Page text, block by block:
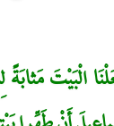
الْبَيْتَ